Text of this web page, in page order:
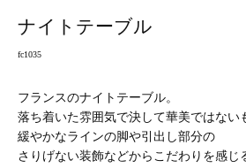
ナイトテーブル
fc1035
フランスのナイトテーブル。
落ち着いた雰囲気で決して華美ではない
緩やかなラインの脚や引出し部分の
さりげない装飾などからこだわりを感じ